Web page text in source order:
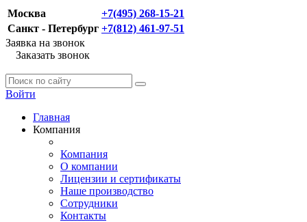
Москва
+7(495) 268-15-21
Санкт - Петербург +7(812) 461-97-51
Заявка на звонок
Заказать звонок
Войти
Главная
Компания
Компания
О компании
Лицензии и сертификаты
Наше производство
Сотрудники
Контакты